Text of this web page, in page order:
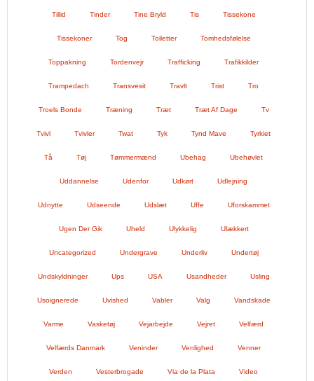
Tillid Tinder Tine Bryld Tis Tissekone
Tissekoner Tog Toiletter Tomhedsfølelse
Toppakning Tordenvejr Trafficking Trafikkilder
Trampedach Transvesit Travlt Trist Tro
Troels Bonde Træning Træt Træt Af Dage Tv
Tvivl Tvivler Twat Tyk Tynd Mave Tyrkiet
Tå Tøj Tømmermænd Ubehag Ubehøvlet
Uddannelse Udenfor Udkørt Udlejning
Udnytte Udseende Udslæt Uffe Uforskammet
Ugen Der Gik Uheld Ulykkelig Ulækkert
Uncategorized Undergrave Underliv Undertøj
Undskyldninger Ups USA Usandheder Usling
Usoignerede Uvished Vabler Valg Vandskade
Varme Vasketøj Vejarbejde Vejret Velfærd
Velfærds Danmark Veninder Venlighed Venner
Verden Vesterbrogade Via de la Plata Video